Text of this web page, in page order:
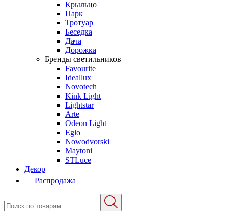
Крыльцо
Парк
Тротуар
Беседка
Дача
Дорожка
Бренды светильников
Favourite
Ideallux
Novotech
Kink Light
Lightstar
Arte
Odeon Light
Eglo
Nowodvorski
Maytoni
STLuce
Декор
Распродажа